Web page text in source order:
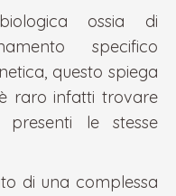
ossia di
specifico
questo spiega
raro infatti trovare
le stesse
di una complessa